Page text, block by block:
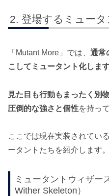
登場するミュー
「Mutant More」では、 通常
こしてミュータント化します
見た目も行動もまったく別
圧倒的な強さと個性を持っ
ここでは現在実装されてい
ータントたちを紹介します。
ミュータントウィザー
Wither Skeleton）